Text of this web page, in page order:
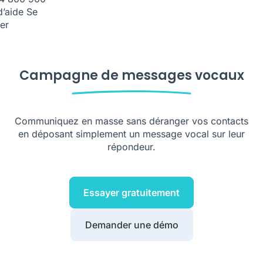
Se
Campagne de messages vocaux
Communiquez en masse sans déranger vos contacts
en déposant simplement un message vocal sur leur
répondeur.
Essayer gratuitement
Demander une démo